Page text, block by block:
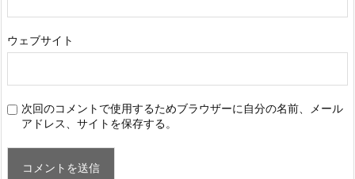
ウェブサイト
次回のコメントで使用するためブラウザーに自分の名前、メール
アドレス、サイトを保存する。